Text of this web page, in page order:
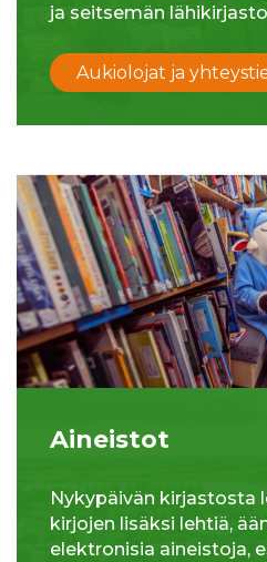
ja seitsemän
Aukiolojat ja
Aineistot
Nykypäivän kirjastosta
kirjojen lisäksi lehtiä,
elektronisia aineistoja,